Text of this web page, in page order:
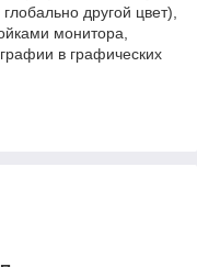
другой цвет),
монитора,
в графических